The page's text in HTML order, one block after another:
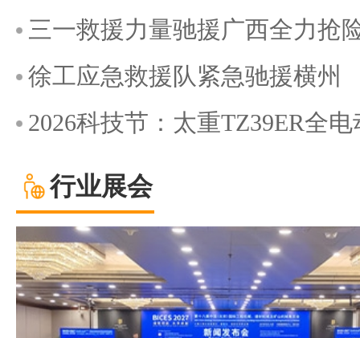
三一救援力量驰援广西全力抢
徐工应急救援队紧急驰援横州
2026科技节：太重TZ39ER全
行业展会